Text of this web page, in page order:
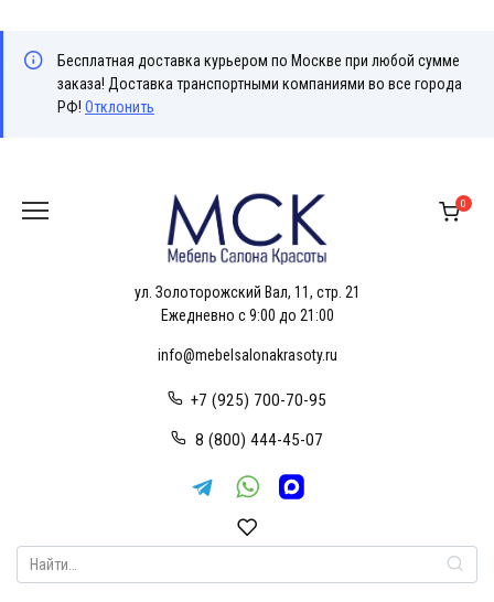
Бесплатная доставка курьером по Москве при любой сумме
заказа! Доставка транспортными компаниями во все города
РФ! Отклонить
содержанию
ул. Золоторожский Вал, 11, стр. 21
Ежедневно с 9:00 до 21:00
info@mebelsalonakrasoty.ru
+7 (925) 700-70-95
8 (800) 444-45-07
0
Search
for: